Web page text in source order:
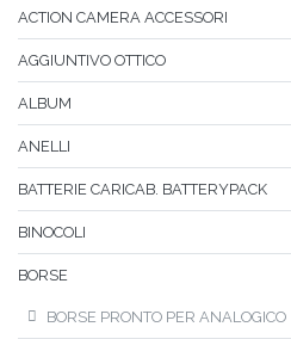
ACTION CAMERA ACCESSORI
AGGIUNTIVO OTTICO
ALBUM
ANELLI
BATTERIE CARICAB. BATTERYPACK
BINOCOLI
BORSE
BORSE PRONTO PER ANALOGICO